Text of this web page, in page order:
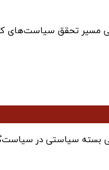
مسیر تحقق سیاست‌های
بسته سیاستی در